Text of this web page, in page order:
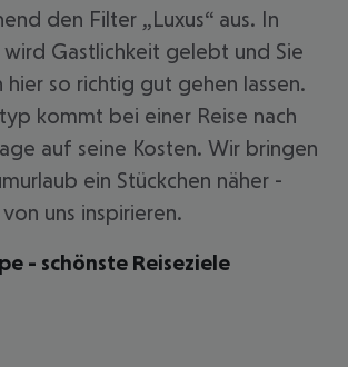
den Filter „Luxus“ aus. In
Gastlichkeit gelebt und Sie
hier so richtig gut gehen lassen.
kommt bei einer Reise nach
auf seine Kosten. Wir bringen
ein Stückchen näher -
von uns inspirieren.
- schönste Reiseziele